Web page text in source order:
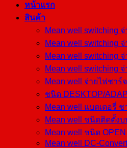
หน้าแรก
สินค้า
Mean well switching
Mean well switching
Mean well switching
Mean well switching
Mean well จ่ายไฟชาร์
ชนิด DESKTOP/
Mean well แบตเตอรี่ ช
Mean well ชนิดติดตั้งบ
Mean well ชนิด
Mean well DC-